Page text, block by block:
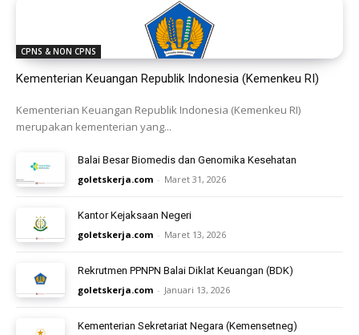
CPNS & NON CPNS
Kementerian Keuangan Republik Indonesia (Kemenkeu RI)
Kementerian Keuangan Republik Indonesia (Kemenkeu RI)
merupakan kementerian yang...
Balai Besar Biomedis dan Genomika Kesehatan
goletskerja.com - Maret 31, 2026
Kantor Kejaksaan Negeri
goletskerja.com - Maret 13, 2026
Rekrutmen PPNPN Balai Diklat Keuangan (BDK)
goletskerja.com - Januari 13, 2026
Kementerian Sekretariat Negara (Kemensetneg)